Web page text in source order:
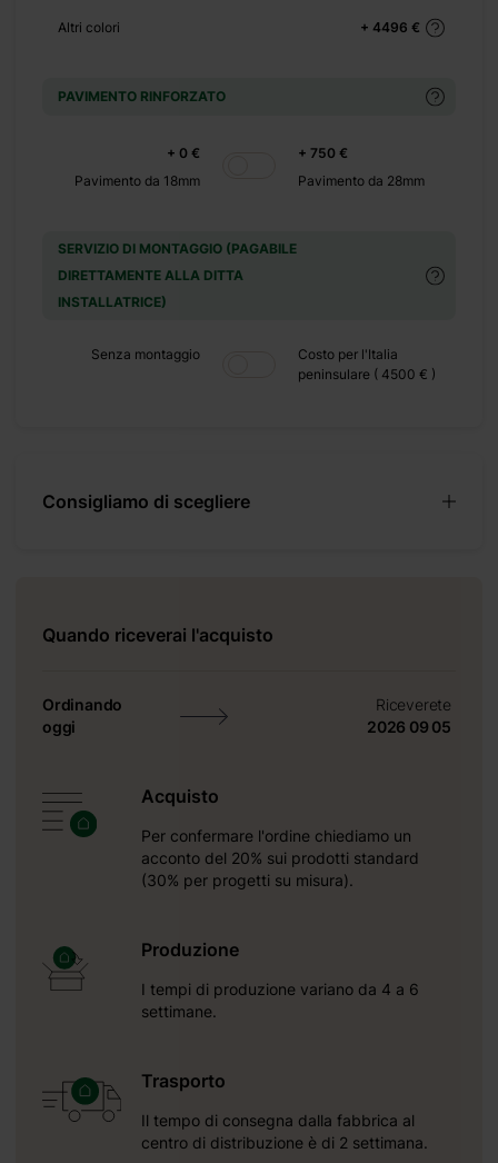
+ 4496 €
Altri colori
PAVIMENTO RINFORZATO
+ 0 €
Pavimento da 18mm
+ 750 €
Pavimento da 28mm
SERVIZIO DI MONTAGGIO (PAGABILE
DIRETTAMENTE ALLA DITTA
INSTALLATRICE)
Senza montaggio
Costo per l'Italia
peninsulare ( 4500 € )
Consigliamo di scegliere
Quando riceverai l'acquisto
Ordinando
oggi
Riceverete
2026 09 05
Acquisto
Per confermare l'ordine chiediamo un
acconto del 20% sui prodotti standard
(30% per progetti su misura).
Produzione
I tempi di produzione variano da 4 a 6
settimane.
Trasporto
Il tempo di consegna dalla fabbrica al
centro di distribuzione è di 2 settimana.
mm;